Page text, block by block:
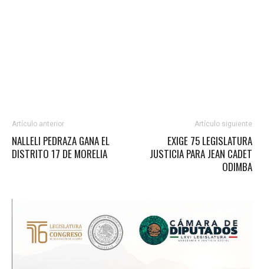
Artículo anterior
NALLELI PEDRAZA GANA EL
DISTRITO 17 DE MORELIA
Artículo siguiente
EXIGE 75 LEGISLATURA
JUSTICIA PARA JEAN CADET
ODIMBA